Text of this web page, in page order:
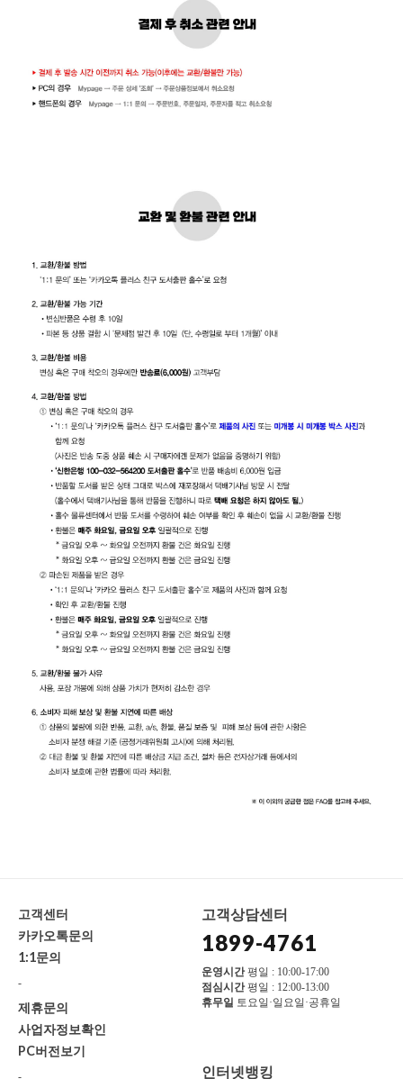
고객센터
카카오톡문의
1:1문의
-
제휴문의
사업자정보확인
PC버전보기
-
고객상담센터
1899-4761
운영시간평일 : 10:00-17:00
점심시간평일 : 12:00-13:00
휴무일 토요일·일요일·공휴일
인터넷뱅킹